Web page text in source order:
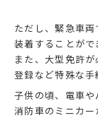
ただし、緊急車
装着することがで
また、大型免許
登録など特殊な手
子供の頃、電車
消防車のミニカ